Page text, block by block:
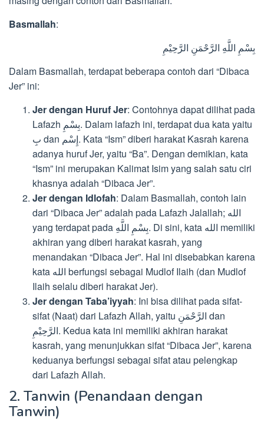
Basmallah:
بِسْمِ اللَّهِ الرَّحْمَنِ الرَّحِيْمِ
Dalam Basmallah, terdapat beberapa contoh dari “Dibaca
Jer” ini:
Jer dengan Huruf Jer: Contohnya dapat dilihat pada
Lafazh بِسْمِ. Dalam lafazh ini, terdapat dua kata yaitu
بِ dan إِسْم. Kata “Ism” diberi harakat Kasrah karena
adanya huruf Jer, yaitu “Ba”. Dengan demikian, kata
“Ism” ini merupakan Kalimat Isim yang salah satu ciri
khasnya adalah “Dibaca Jer”.
Jer dengan Idlofah: Dalam Basmallah, contoh lain
dari “Dibaca Jer” adalah pada Lafazh Jalallah; الله
yang terdapat pada بِسْمِ اللَّهِ. Di sini, kata الله memiliki
akhiran yang diberi harakat kasrah, yang
menandakan “Dibaca Jer”. Hal ini disebabkan karena
kata الله berfungsi sebagai Mudlof Ilaih (dan Mudlof
Ilaih selalu diberi harakat Jer).
Jer dengan Taba’iyyah: Ini bisa dilihat pada sifat-
sifat (Naat) dari Lafazh Allah, yaitu الرَّحْمَنِ dan
الرَّحِيْمِ. Kedua kata ini memiliki akhiran harakat
kasrah, yang menunjukkan sifat “Dibaca Jer”, karena
keduanya berfungsi sebagai sifat atau pelengkap
dari Lafazh Allah.
2. Tanwin (Penandaan dengan
Tanwin)